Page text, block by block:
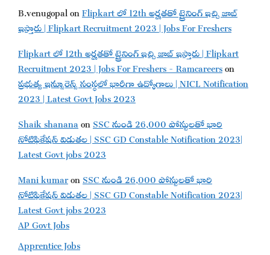
B.venugopalonFlipkart లో 12th అర్హతతో ట్రైనింగ్ ఇచ్చి జాబ్
ఇస్తారు | Flipkart Recruitment 2023 | Jobs For Freshers
Flipkart లో 12th అర్హతతో ట్రైనింగ్ ఇచ్చి జాబ్ ఇస్తారు | Flipkart
Recruitment 2023 | Jobs For Freshers - Ramcareerson
ప్రభుత్వ ఇన్సూరెన్స్ సంస్థలో భారీగా ఉద్యోగాలు | NICL Notification
2023 | Latest Govt Jobs 2023
Shaik shananaonSSC నుండి 26,000 పోస్టులతో భారి
నోటిఫికేషన్ విడుతల | SSC GD Constable Notification 2023|
Latest Govt jobs 2023
Mani kumaronSSC నుండి 26,000 పోస్టులతో భారి
నోటిఫికేషన్ విడుతల | SSC GD Constable Notification 2023|
Latest Govt jobs 2023
AP Govt Jobs
Apprentice Jobs